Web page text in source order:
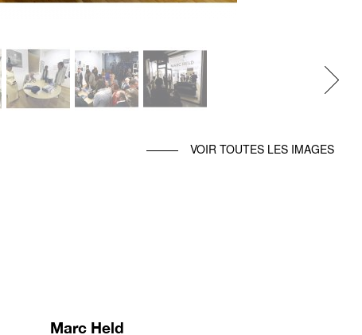
Next
VOIR TOUTES LES IMAGES
Marc Held